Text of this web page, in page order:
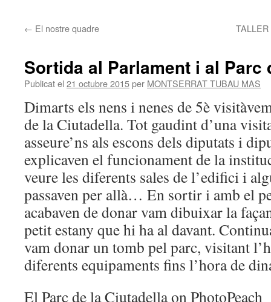
← El nostre quadre
Sortida al Parlament i al Parc
Publicat el 21 octubre 2015per MONTSERRAT TUBAU MAS
Dimarts els nens i nenes de 5è
de la Ciutadella. Tot gaudint d’una
asseure’ns als escons dels diputats i
explicaven el funcionament de la
veure les diferents sales de l’edifici i
passaven per allà… En sortir i amb el
acabaven de donar vam dibuixar la
petit estany que hi ha al davant.
vam donar un tomb pel parc, visitant
diferents equipaments fins l’hora de
El Parc de la Ciutadella on PhotoPeach